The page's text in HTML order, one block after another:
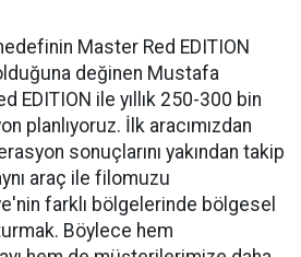
Master Red EDITION
değinen Mustafa
EDITION ile yıllık 250-300 bin
planlıyoruz. İlk aracımızdan
sonuçlarını yakından takip
araç ile filomuzu
farklı bölgelerinde bölgesel
Böylece hem